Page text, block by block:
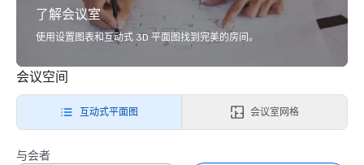
了解会议室
使用设置图表和互动式 3D 平面图找到完美的房间。
会议空间
互动式平面图 会议室网格
与会者